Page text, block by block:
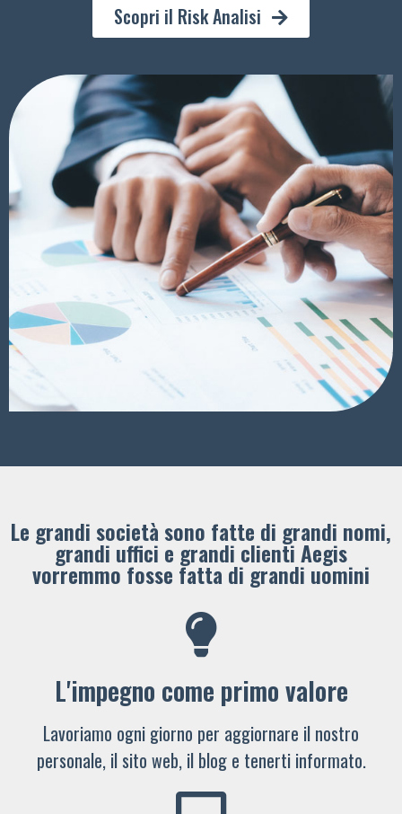
Scopri il Risk Analisi
Le grandi società sono fatte di grandi nomi,
grandi uffici e grandi clienti ​Aegis
vorremmo fosse fatta di grandi uomini
L'impegno come primo valore
Lavoriamo ogni giorno per aggiornare il nostro
personale, il sito web, il blog e tenerti informato.